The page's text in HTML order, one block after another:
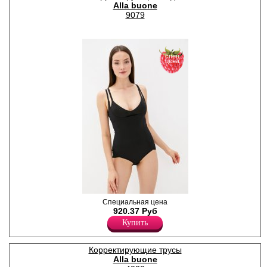
Alla buone
9079
Утягивающее боди
корректирует область талии,
живота и бедер, задняя
нижняя часть из сетки.
Лайкра 13%
Полиамид 87%
спец
цена
Специальная цена
920.37 Руб
Купить
Корректирующие трусы
Alla buone